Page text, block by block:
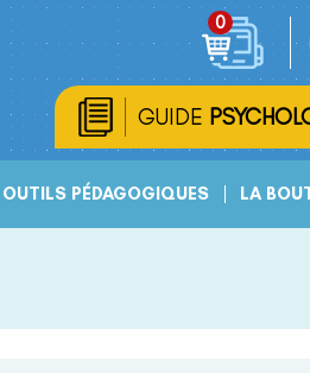
GUIDE
OUTILS PÉDAGOGIQUES LA